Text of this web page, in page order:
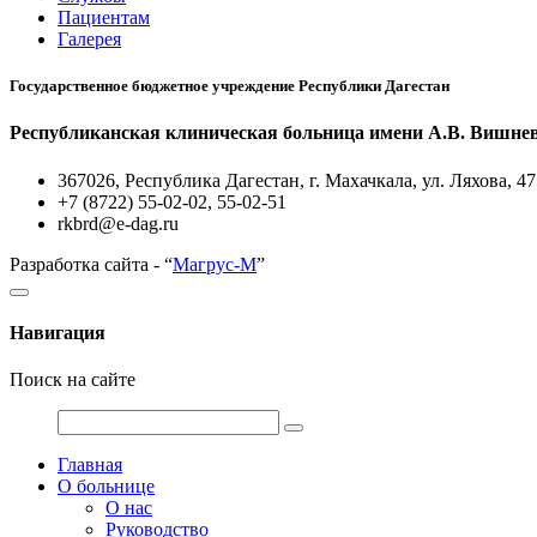
Пациентам
Галерея
Государственное бюджетное учреждение Республики Дагестан
Республиканская клиническая больница имени А.В.
367026, Республика Дагестан, г. Махачкала, ул. Ляхова, 47
+7 (8722) 55-02-02, 55-02-51
rkbrd@e-dag.ru
Разработка сайта - “Магрус-М”
Навигация
Поиск на сайте
Главная
О больнице
О нас
Руководство